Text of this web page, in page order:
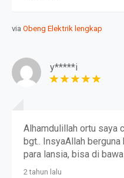
via Obeng Elektrik lengkap
y*****i
Alhamdulillah ortu saya
bgt.. InsyaAllah
para lansia, bisa di
2 tahun lalu